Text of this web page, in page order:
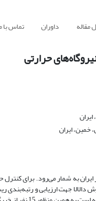
مقاله داوران تماس با
حرارتی
ایران
به شمار می‌رود. برای
دالالا جهت ارزیابی و